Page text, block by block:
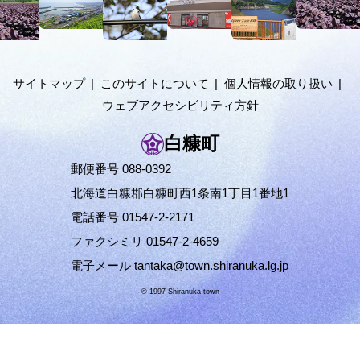
へ
メ
サイトマップ このサイトについて
個人情報の取り扱い
ウェブアクセシビリティ方針
白糠町
郵便番号 088-0392
北海道白糠郡白糠町西1条南1丁目1番地1
電話番号 01547-2-2171
ファクシミリ 01547-2-4659
電子メール tantaka@town.shiranuka.lg.jp
© 1997 Shiranuka town